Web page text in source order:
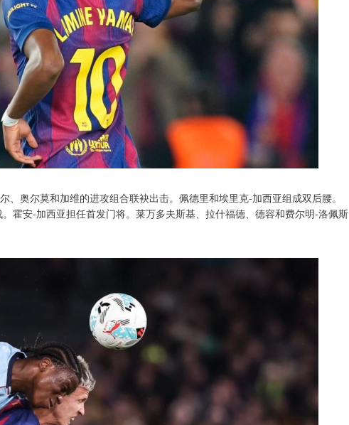
奥尔莫和加维的进攻组合联袂出击。佩德里和埃里克-加西亚组成双后腰。
霍安-加西亚担任首发门将。莱万多夫斯基、拉什福德、德容和费尔明-洛佩斯